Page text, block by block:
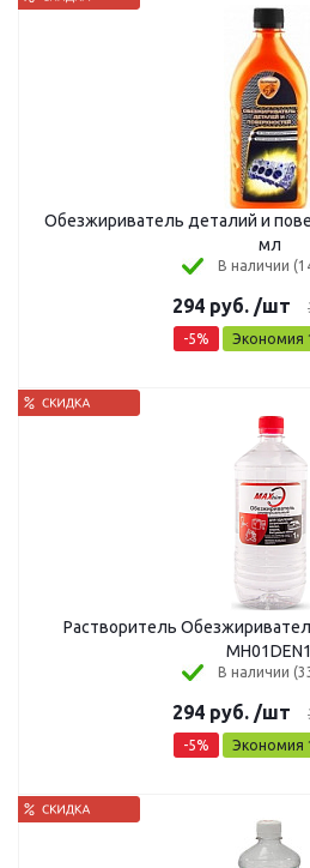
Обезжириватель деталий и поверхностей ЭЛТРАНС 500
мл
В наличии
294 руб. /шт
-5% Экономия
Растворитель
MH01DEN1
В наличии
294 руб. /шт
-5% Экономия